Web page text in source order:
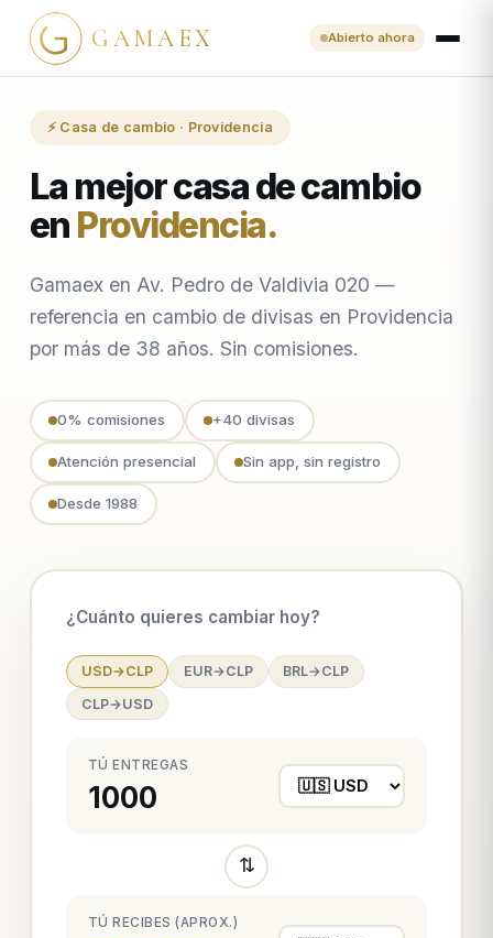
GAMAEX Abierto ahora
⚡ Casa de cambio · Providencia
La mejor casa de cambio
en Providencia.
Gamaex en Av. Pedro de Valdivia 020 —
referencia en cambio de divisas en Providencia
por más de 38 años. Sin comisiones.
0% comisiones +40 divisas
Atención presencial Sin app, sin registro
Desde 1988
¿Cuánto quieres cambiar hoy?
USD→CLP EUR→CLP
BRL→CLP
CLP→USD
TÚ ENTREGAS
⇅
TÚ RECIBES (APROX.)